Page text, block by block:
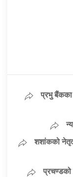
प्रभु बैंकका
शशांकको
प्रचण्डको